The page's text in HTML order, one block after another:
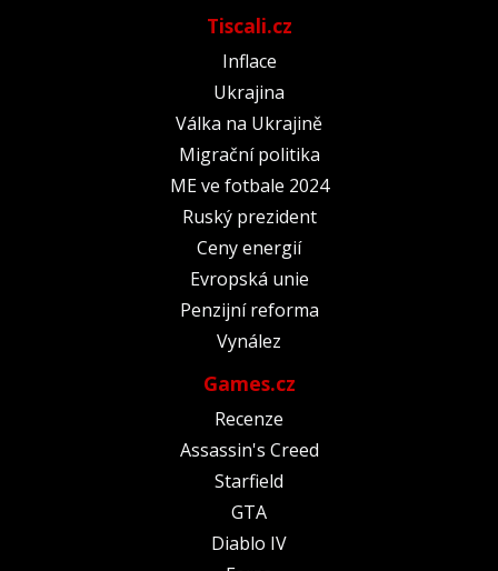
Tiscali.cz
Inflace
Ukrajina
Válka na Ukrajině
Migrační politika
ME ve fotbale 2024
Ruský prezident
Ceny energií
Evropská unie
Penzijní reforma
Vynález
Games.cz
Recenze
Assassin's Creed
Starfield
GTA
Diablo IV